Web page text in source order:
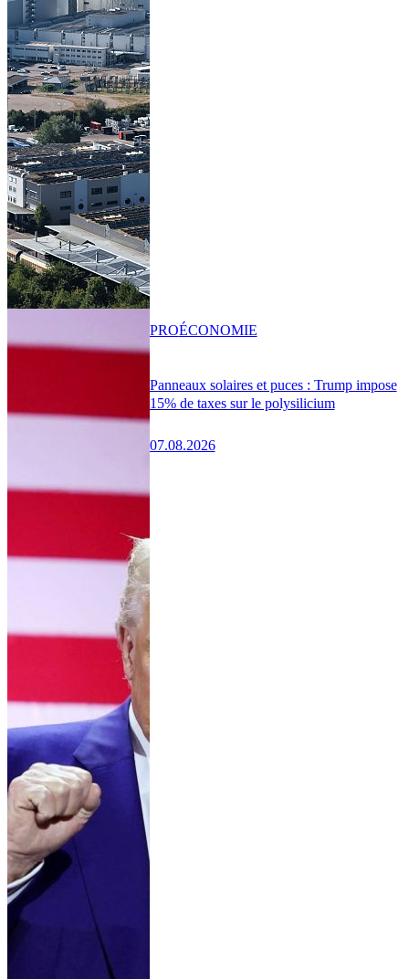
Panneaux solaires et puces : Trump impose
15% de taxes sur le polysilicium
07.08.2026
PROÉCONOMIE